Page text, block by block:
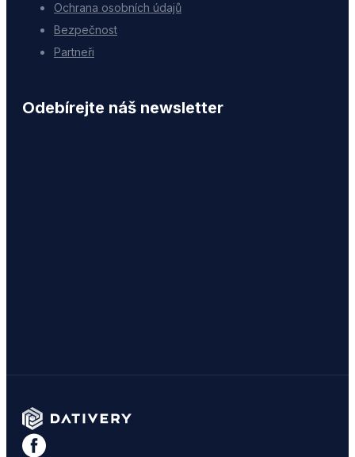
Ochrana osobních údajů
Bezpečnost
Partneři
Odebírejte náš newsletter